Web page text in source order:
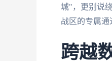
城"，更别说
战区的专属通
跨越